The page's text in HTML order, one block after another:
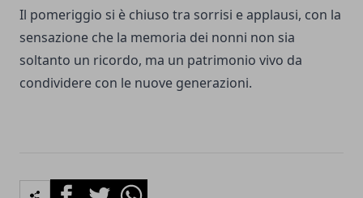
Il pomeriggio si è chiuso tra sorrisi e applausi, con la
sensazione che la memoria dei nonni non sia
soltanto un ricordo, ma un patrimonio vivo da
condividere con le nuove generazioni.
FacebookTwitterWhatsapp